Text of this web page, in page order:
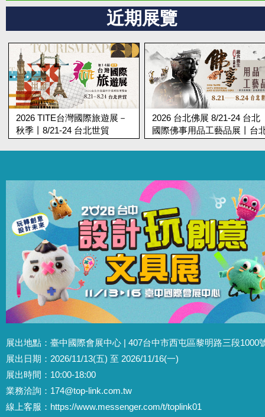
近期展覽
2026 台北佛展 8/21-24 台北
國際佛事用品工藝品展丨台北
第19屆台北蔬食展 8/21-24
北國際蔬食養生展丨台北世
展出地點：臺中國際會展中心 | 407台中市西屯區黎明路三段1000
展出日期：2026/11/13(五) 至 2026/11/16(一)
展出時間：10:00-18:00
業務洽詢： 174@top-link.com.tw
線上客服： https://www.messenger.com/t/toplink01